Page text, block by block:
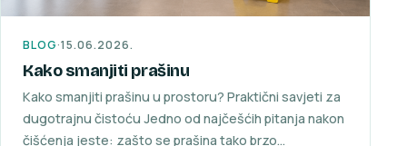
BLOG·15.06.2026.
Kako smanjiti prašinu
Kako smanjiti prašinu u prostoru? Praktični savjeti za
dugotrajnu čistoću Jedno od najčešćih pitanja nakon
čišćenja jeste: zašto se prašina tako brzo…